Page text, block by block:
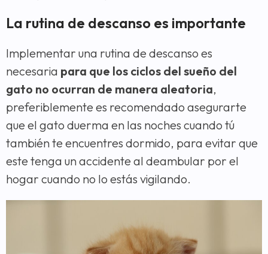
La rutina de descanso es importante
Implementar una rutina de descanso es
necesaria para que los ciclos del sueño del
gato no ocurran de manera aleatoria,
preferiblemente es recomendado asegurarte
que el gato duerma en las noches cuando tú
también te encuentres dormido, para evitar que
este tenga un accidente al deambular por el
hogar cuando no lo estás vigilando.